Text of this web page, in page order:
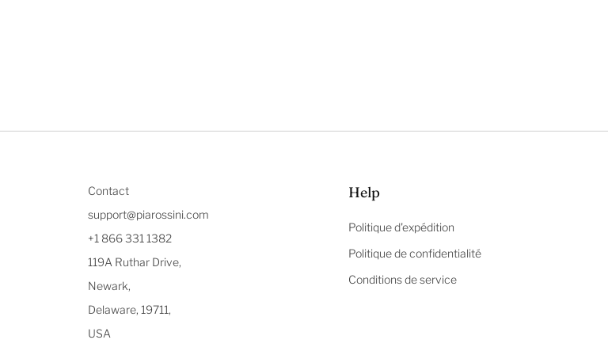
Contact
support@piarossini.com
+1 866 331 1382
119A Ruthar Drive,
Newark,
Delaware, 19711,
USA
Help
Politique d'expédition
Politique de confidentialité
Conditions de service